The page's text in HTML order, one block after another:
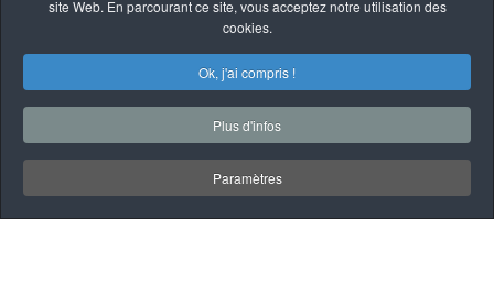
site Web. En parcourant ce site, vous acceptez notre utilisation des
cookies.
Ok, j'ai compris !
Plus d'infos
Paramètres